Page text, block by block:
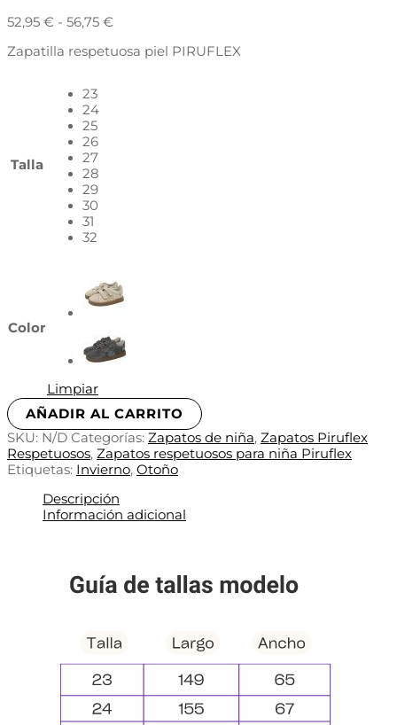
52,95 € - 56,75 €
Zapatilla respetuosa piel PIRUFLEX
Talla
23
24
25
26
27
28
29
30
31
32
Color
Limpiar
AÑADIR AL CARRITO
SKU: N/D Categorías: Zapatos de niña, Zapatos Piruflex
Respetuosos, Zapatos respetuosos para niña Piruflex
Etiquetas: Invierno, Otoño
Descripción
Información adicional